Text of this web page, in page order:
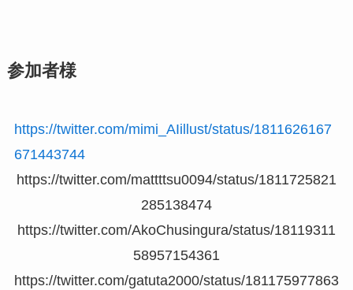
参加者様
https://twitter.com/mimi_AIillust/status/1811626167
671443744
https://twitter.com/mattttsu0094/status/1811725821
285138474
https://twitter.com/AkoChusingura/status/18119311
58957154361
https://twitter.com/gatuta2000/status/181175977863